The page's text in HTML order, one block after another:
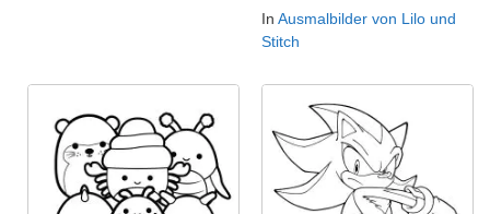
In Ausmalbilder von Lilo und
Stitch